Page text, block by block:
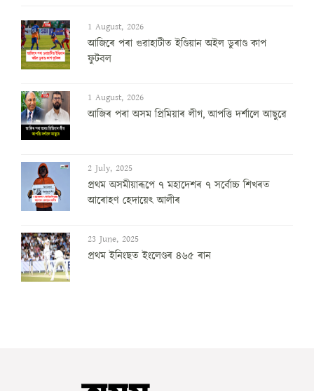
1 August, 2026
আজিৰে পৰা গুৱাহাটীত ইণ্ডিয়ান অইল ডুৰাণ্ড কাপ
ফুটবল
1 August, 2026
আজিৰ পৰা অসম প্ৰিমিয়াৰ লীগ, আপত্তি দৰ্শালে আছুৱে
2 July, 2025
প্ৰথম অসমীয়াৰূপে ৭ মহাদেশৰ ৭ সৰ্বোচ্চ শিখৰত
আৰোহণ হেদায়েৎ আলীৰ
23 June, 2025
প্ৰথম ইনিংছত ইংলেণ্ডৰ ৪৬৫ ৰান